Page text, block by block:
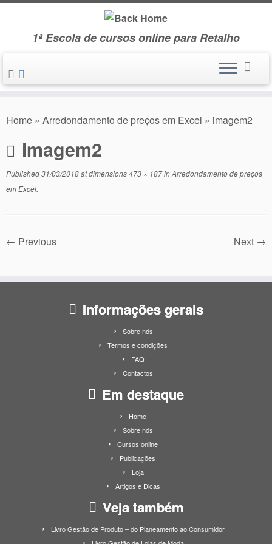
Skip
1ª Escola de cursos online para Retalho
Home » Arredondamento de preços em Excel » imagem2
imagem2
Published31/03/2018at dimensions473 × 187inArredondamento de preços
em Excel.
← Previous Next →
Informações gerais
Sobre nós
Termos e condições
FAQ
Contactos
Em destaque
Home
Sobre nós
Cursos online
Publicações
Loja
Artigos e Dicas
Veja também
Livro Gestão de Produto – do Planeamento ao Consumidor